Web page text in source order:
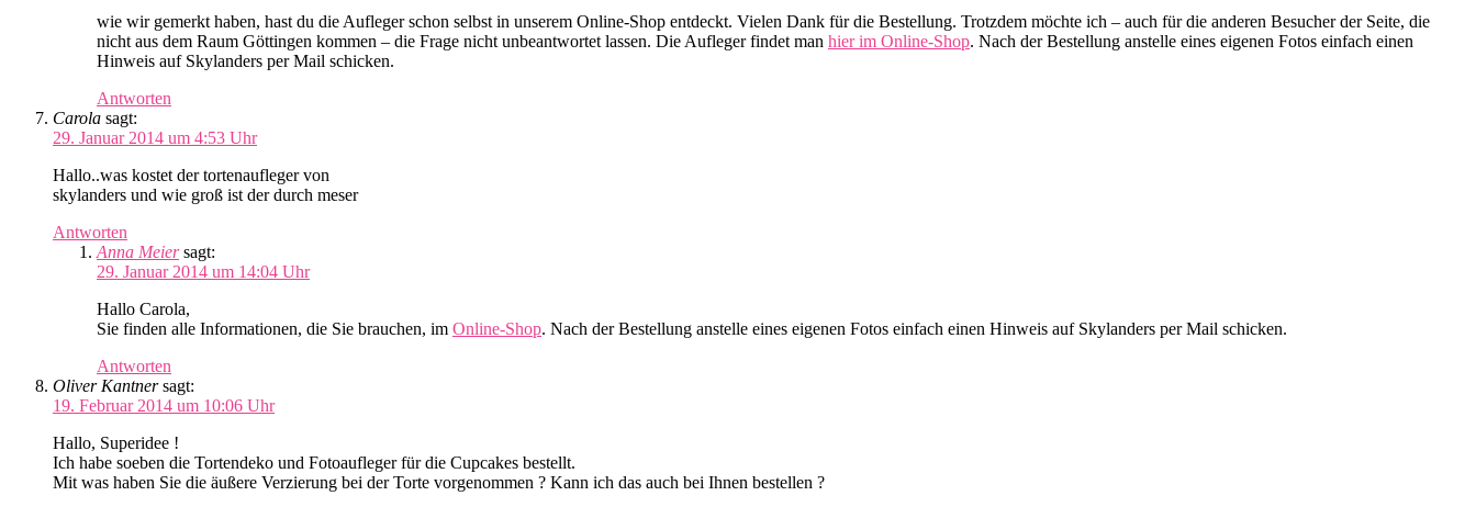
wie wir gemerkt haben, hast du die Aufleger schon selbst in unserem Online-Shop entdeckt. Vielen Dank für die Bestellung. Trotzdem möchte ich – auch für die anderen Besucher der Seite, die
nicht aus dem Raum Göttingen kommen – die Frage nicht unbeantwortet lassen. Die Aufleger findet man hier im Online-Shop. Nach der Bestellung anstelle eines eigenen Fotos einfach einen
Hinweis auf Skylanders per Mail schicken.
Antworten
Carola sagt:
29. Januar 2014 um 4:53 Uhr
Hallo..was kostet der tortenaufleger von
skylanders und wie groß ist der durch meser
Antworten
Anna Meier sagt:
29. Januar 2014 um 14:04 Uhr
Hallo Carola,
Sie finden alle Informationen, die Sie brauchen, im Online-Shop. Nach der Bestellung anstelle eines eigenen Fotos einfach einen Hinweis auf Skylanders per Mail schicken.
Antworten
Oliver Kantner sagt:
19. Februar 2014 um 10:06 Uhr
Hallo, Superidee !
Ich habe soeben die Tortendeko und Fotoaufleger für die Cupcakes bestellt.
Mit was haben Sie die äußere Verzierung bei der Torte vorgenommen ? Kann ich das auch bei Ihnen bestellen ?